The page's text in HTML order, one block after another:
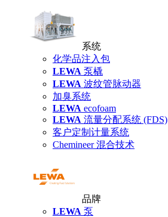
系统
化学品注入包
LEWA 泵橇
LEWA 波纹管脉动器
加臭系统
LEWA ecofoam
LEWA 流量分配系统 (FDS)
客户定制计量系统
Chemineer 混合技术
品牌
LEWA 泵